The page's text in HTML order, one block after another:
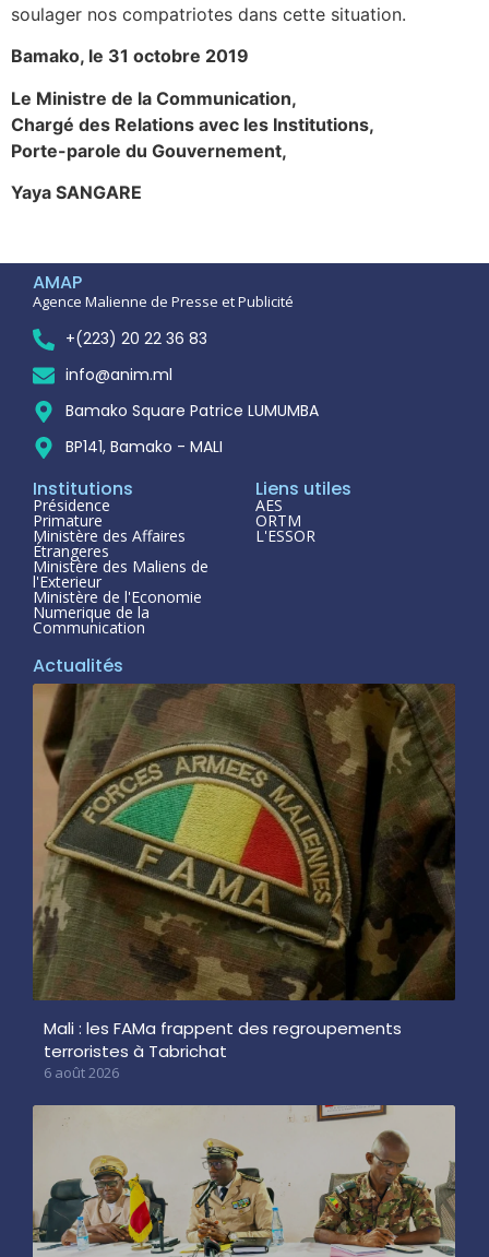
soulager nos compatriotes dans cette situation.
Bamako, le 31 octobre 2019
Le Ministre de la Communication,
Chargé des Relations avec les Institutions,
Porte-parole du Gouvernement,
Yaya SANGARE
AMAP
Agence Malienne de Presse et Publicité
+(223) 20 22 36 83
info@anim.ml
Bamako Square Patrice LUMUMBA
BP141, Bamako - MALI
Institutions
Présidence
Primature
Ministère des Affaires
Étrangeres
Ministère des Maliens de
l'Exterieur
Ministère de l'Economie
Numerique de la
Communication
Liens utiles
AES
ORTM
L'ESSOR
Actualités
Mali : les FAMa frappent des regroupements
terroristes à Tabrichat
6 août 2026